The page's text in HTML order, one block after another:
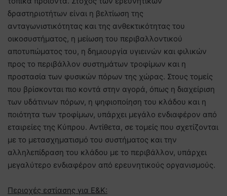
δραστηριοτήτων είναι η βελτίωση της
ανταγωνιστικότητας και της ανθεκτικότητας του
οικοσυστήματος, η μείωση του περιβαλλοντικού
αποτυπώματος του, η δημιουργία υγιεινών και φιλικών
προς το περιβάλλον συστημάτων τροφίμων και η
προστασία των φυσικών πόρων της χώρας. Στους τομείς
που βρίσκονται πιο κοντά στην αγορά, όπως η διαχείριση
των υδάτινων πόρων, η ψηφιοποίηση του κλάδου και η
ποιότητα των τροφίμων, υπάρχει μεγάλο ενδιαφέρον από
εταιρείες της Κύπρου. Αντίθετα, σε τομείς που σχετίζονται
με το μετασχηματισμό του συστήματος και την
αλληλεπίδραση του κλάδου με το περιβάλλον, υπάρχει
μεγαλύτερο ενδιαφέρον από ερευνητικούς οργανισμούς.
Περιοχές εστίασης για Ε&Κ: